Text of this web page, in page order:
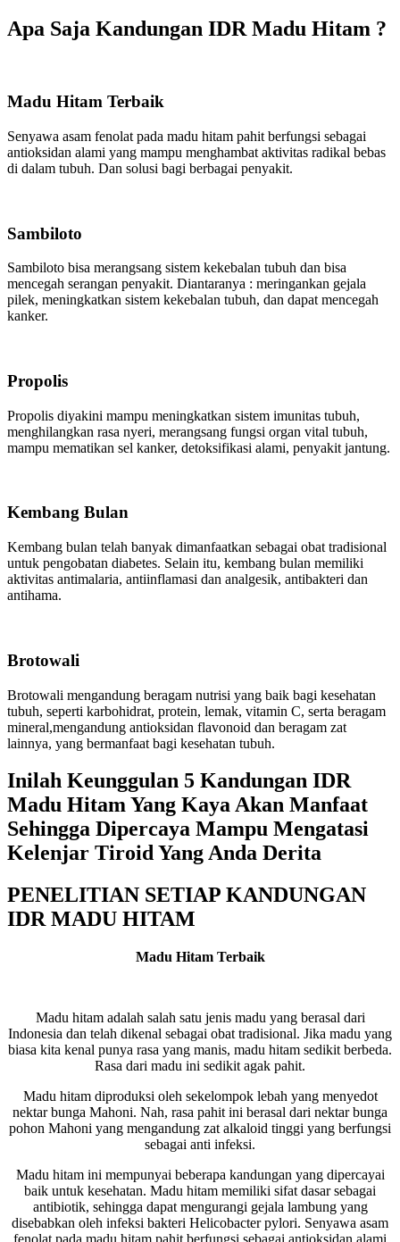
Apa Saja Kandungan IDR Madu Hitam ?
Madu Hitam Terbaik
Senyawa asam fenolat pada madu hitam pahit berfungsi sebagai
antioksidan alami yang mampu menghambat aktivitas radikal bebas
di dalam tubuh. Dan solusi bagi berbagai penyakit.
Sambiloto
Sambiloto bisa merangsang sistem kekebalan tubuh dan bisa
mencegah serangan penyakit. Diantaranya : meringankan gejala
pilek, meningkatkan sistem kekebalan tubuh, dan dapat mencegah
kanker.
Propolis
Propolis diyakini mampu meningkatkan sistem imunitas tubuh,
menghilangkan rasa nyeri, merangsang fungsi organ vital tubuh,
mampu mematikan sel kanker, detoksifikasi alami, penyakit jantung.
Kembang Bulan
Kembang bulan telah banyak dimanfaatkan sebagai obat tradisional
untuk pengobatan diabetes. Selain itu, kembang bulan memiliki
aktivitas antimalaria, antiinflamasi dan analgesik, antibakteri dan
antihama.
Brotowali
Brotowali mengandung beragam nutrisi yang baik bagi kesehatan
tubuh, seperti karbohidrat, protein, lemak, vitamin C, serta beragam
mineral,mengandung antioksidan flavonoid dan beragam zat
lainnya, yang bermanfaat bagi kesehatan tubuh.
Inilah Keunggulan 5 Kandungan IDR
Madu Hitam Yang Kaya Akan Manfaat
Sehingga Dipercaya Mampu Mengatasi
Kelenjar Tiroid Yang Anda Derita
PENELITIAN SETIAP KANDUNGAN
IDR MADU HITAM
Madu Hitam Terbaik
Madu hitam adalah salah satu jenis madu yang berasal dari
Indonesia dan telah dikenal sebagai obat tradisional. Jika madu yang
biasa kita kenal punya rasa yang manis, madu hitam sedikit berbeda.
Rasa dari madu ini sedikit agak pahit.
Madu hitam diproduksi oleh sekelompok lebah yang menyedot
nektar bunga Mahoni. Nah, rasa pahit ini berasal dari nektar bunga
pohon Mahoni yang mengandung zat alkaloid tinggi yang berfungsi
sebagai anti infeksi.
Madu hitam ini mempunyai beberapa kandungan yang dipercayai
baik untuk kesehatan. Madu hitam memiliki sifat dasar sebagai
antibiotik, sehingga dapat mengurangi gejala lambung yang
disebabkan oleh infeksi bakteri Helicobacter pylori. Senyawa asam